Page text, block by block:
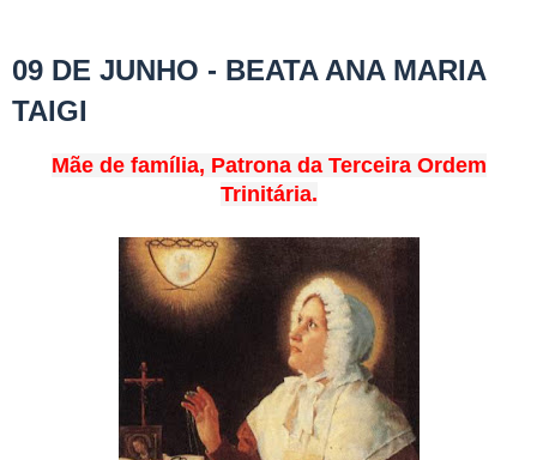
09 DE JUNHO - BEATA ANA MARIA
TAIGI
Mãe de família, Patrona da Terceira Ordem
Trinitária.